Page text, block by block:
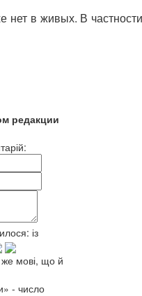
нет в живых. В
редакции
із
же мові, що й
- число